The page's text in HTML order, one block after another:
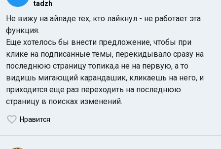
tadzh
Не вижу на айпаде тех, кто лайкнул - не работает эта
функция.
Еще хотелось бы внести предложение, чтобы при
клике на подписанные темы, перекидывало сразу на
последнюю страницу топика,а не на первую, а то
видишь мигающий карандашик, кликаешь на него, и
приходится еще раз переходить на последнюю
страницу в поисках изменений.
Нравится